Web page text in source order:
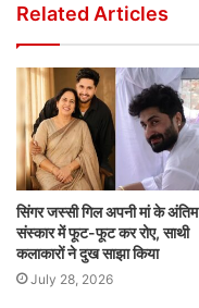
Related Articles
सिंगर जस्सी गिल अपनी मां के अंतिम
संस्कार में फूट-फूट कर रोए, साथी
कलाकारों ने दुख साझा किया
July 28, 2026